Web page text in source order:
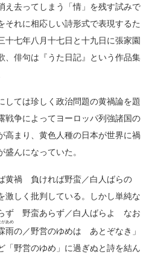
去ってしまう「情」を残す試みで
それに相応しい詩形式で表現するた
十七年八月十七日と十九日に張家園
、俳句は『うた日記』という作品集
ては珍しく政治問題の黄禍論を題
戦争によってヨーロッパ列強諸国の
高まり、黄色人種の日本が世界に禍
んになっていた。
黄禍 負ければ野蛮／白人ばらの
激しく批判している。しかし単純な
ず 野蛮あらず／白人ばらよ なお
雨
があめ
の／野営のゆめは あとぞなき」
「野営のゆめ」に過ぎぬと詩を結ん